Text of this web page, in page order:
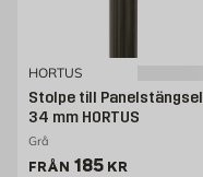
HORTUS
Stolpe till Panelstängsel
34 mm HORTUS
Grå
FRÅN Pris 185 kr
185 KR